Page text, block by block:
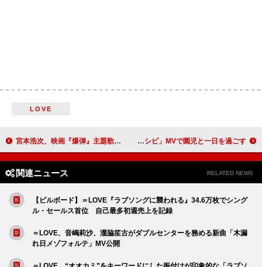
LOVE
宮本浩次、映画『爆弾』主題歌「I AM HERO」配信リリース timelesz、新曲「レシピ」MVで園児と一日を過ごす
関連ニュース RELATED NEWS
【ビルボード】＝LOVE『ラブソングに襲われる』34.6万枚でシング
ル・セールス首位 自己最多初週売上を記録
＝LOVE、音嶋莉沙、瀧脇笙古がダブルセンターを務める新曲「木漏
れ日メゾフォルテ」MV公開